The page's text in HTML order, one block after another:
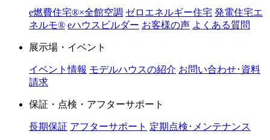
e燃費住宅®︎×全館空調 ゼロエネルギー住宅 発電住宅エ
ネルモ®︎ eハウスビルダー お客様の声 よくある質問
展示場・イベント
イベント情報 モデルハウスの紹介 お問い合わせ･資料
請求
保証・点検・アフターサポート
長期保証 アフターサポート 定期点検･メンテナンス